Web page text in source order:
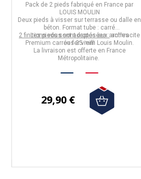
Pack de 2 pieds fabriqué en France par
LOUIS MOULIN
Deux pieds à visser sur terrasse ou dalle en
béton. Format tube : carré
Les pieds sont adaptés aux arches
Premium carrées 25 mm Louis Moulin.
2 finitions vous sont proposées :anthracite
ou fer vieilli
La livraison est offerte en France
Métropolitaine.
29,90 €